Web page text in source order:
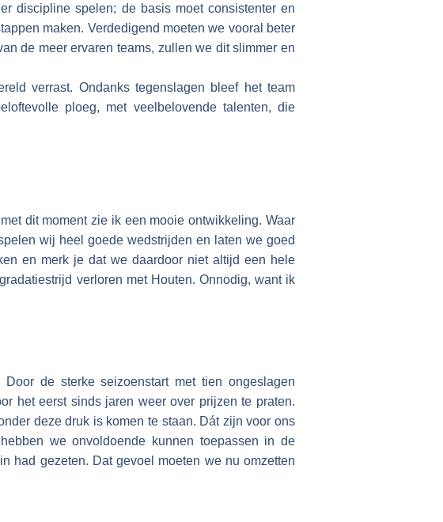
discipline spelen; de basis moet consistenter en
maken. Verdedigend moeten we vooral beter
de meer ervaren teams, zullen we dit slimmer en
verrast. Ondanks tegenslagen bleef het team
ploeg, met veelbelovende talenten, die
dit moment zie ik een mooie ontwikkeling. Waar
wij heel goede wedstrijden en laten we goed
en merk je dat we daardoor niet altijd een hele
verloren met Houten. Onnodig, want ik
de sterke seizoenstart met tien ongeslagen
het eerst sinds jaren weer over prijzen te praten.
deze druk is komen te staan. Dát zijn voor ons
we onvoldoende kunnen toepassen in de
had gezeten. Dat gevoel moeten we nu omzetten